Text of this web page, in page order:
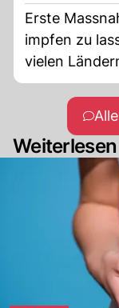
Erste
impfen zu
vielen
Weiterlesen